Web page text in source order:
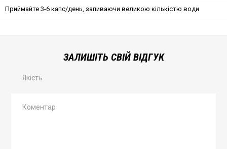
Приймайте 3-6 капс/день, запиваючи великою кількістю води
ЗАЛИШІТЬ СВІЙ ВІДГУК
Якість